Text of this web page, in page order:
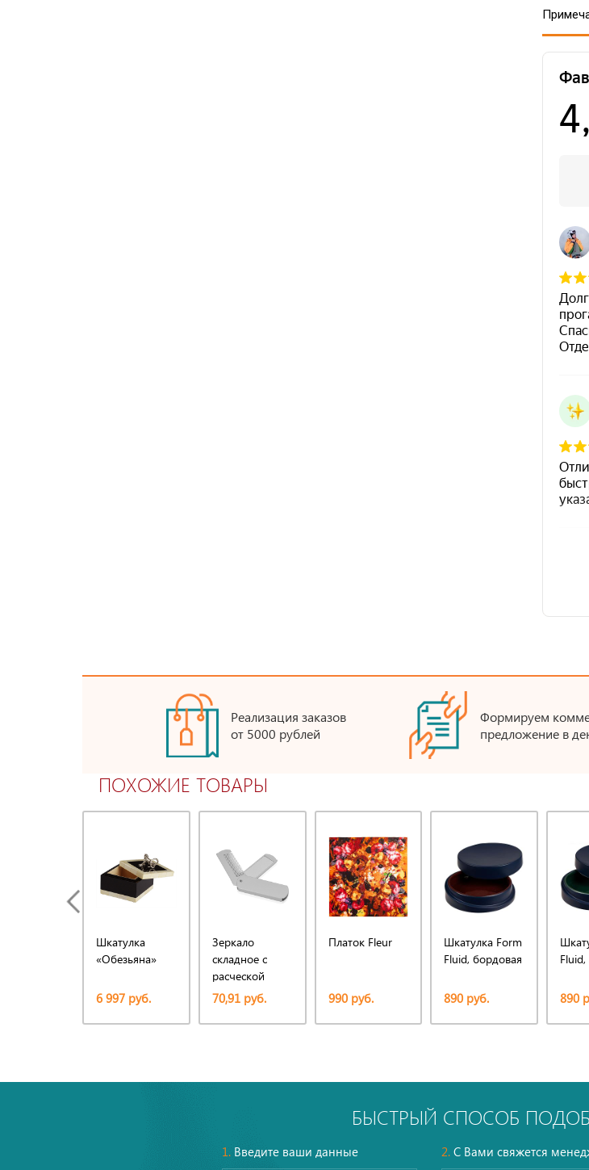
Реализация заказов
от 5000 рублей
Формируем
предложение в
ПОХОЖИЕ ТОВАРЫ
Шкатулка
«Обезьяна»
6 997 руб.
Зеркало
складное с
расческой
70,91 руб.
Платок Fleur
990 руб.
Шкатулка Form
Fluid, бордовая
890 руб.
Fluid,
890
БЫСТРЫЙ СПОСОБ
1.Введите ваши данные 2.С Вами свяжется